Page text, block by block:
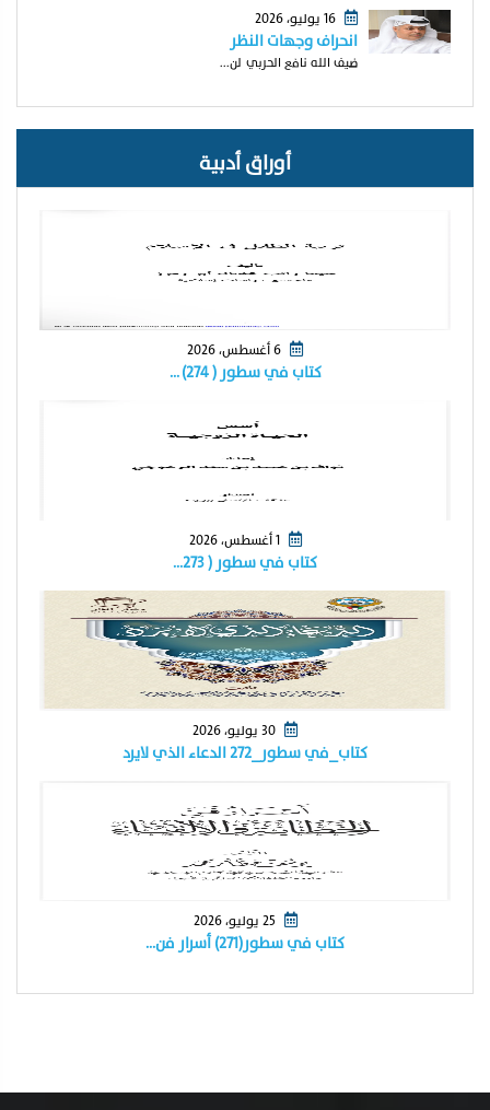
16 يوليو، 2026
انحراف وجهات النظر
ضيف الله نافع الحربي لن...
أوراق أدبية
كتاب في سطور ( ٢٧٤) …
1 أغسطس، 2026
كتاب في سطور ( ٢٧٣…
كتاب_في سطور_٢٧٢ الدعاء الذي لايرد
كتاب في سطور(٢٧١) أسرار فن…